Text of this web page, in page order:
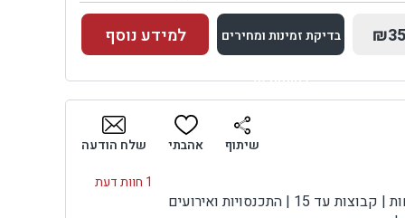
בדיקת זמינות ומחירים
למתחם זה
בדיקת זמינות ומחירים
למידע נוסף
1 חוות דעת
| התכנסויות ואירועים
שיתוף אהבתי שלח הודעה